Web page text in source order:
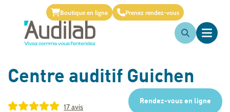
Boutique en ligne Prenez rendez-vous
Centre auditif Guichen
17 avis
Rendez-vous en ligne